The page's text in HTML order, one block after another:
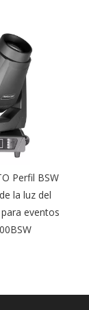
Perfil BSW
la luz del
eventos